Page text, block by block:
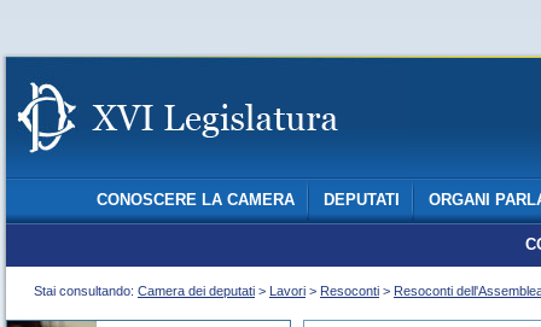
CONOSCERE LA CAMERA DEPUTATI ORGANI
Stai consultando: Camera dei deputati > Lavori > Resoconti > Resoconti